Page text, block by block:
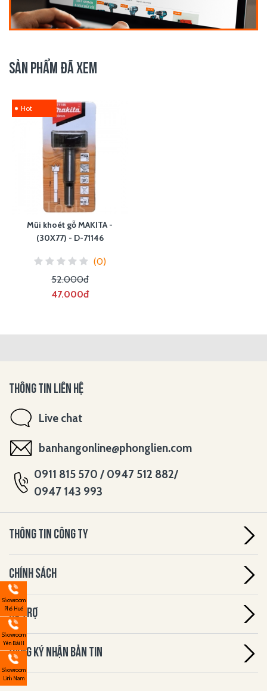
Showroom
Phố Huế
Showroom
Yên Bái II
Showroom
Lĩnh Nam
SẢN PHẨM ĐÃ XEM
Hot
Mũi khoét gỗ MAKITA -
(30X77) - D-71146
(0)
52.000đ
47.000đ
THÔNG TIN LIÊN HỆ
Live chat
banhangonline@phonglien.com
0911 815 570 / 0947 512 882/
0947 143 993
THÔNG TIN CÔNG TY
CHÍNH SÁCH
HỖ TRỢ
ĐĂNG KÝ NHẬN BẢN TIN